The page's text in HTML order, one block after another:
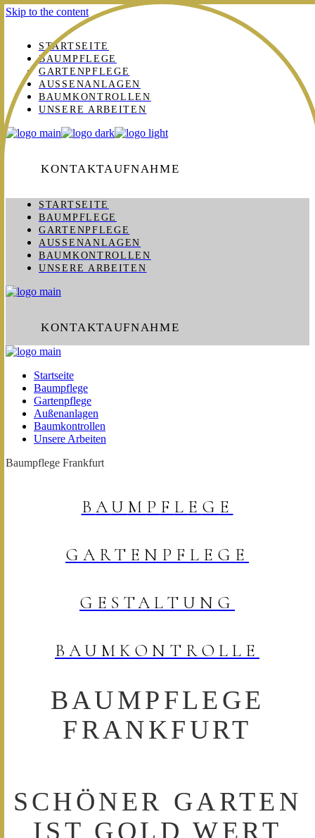
Skip to the content
STARTSEITE
BAUMPFLEGE
GARTENPFLEGE
AUSSENANLAGEN
BAUMKONTROLLEN
UNSERE ARBEITEN
KONTAKTAUFNAHME
STARTSEITE
BAUMPFLEGE
GARTENPFLEGE
AUSSENANLAGEN
BAUMKONTROLLEN
UNSERE ARBEITEN
KONTAKTAUFNAHME
Startseite
Baumpflege
Gartenpflege
Außenanlagen
Baumkontrollen
Unsere Arbeiten
Baumpflege Frankfurt
B AU M P F L E G E
G A RT E N P F L E G E
G E S TAL T U N G
B AU M K O N T R O L L E
BAUMPFLEGE
FRANKFURT
SCHÖNER GARTEN
IST GOLD WERT